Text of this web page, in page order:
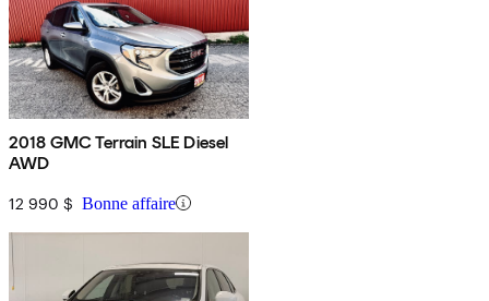
2018 GMC Terrain SLE Diesel
AWD
12 990 $ Bonne affaire